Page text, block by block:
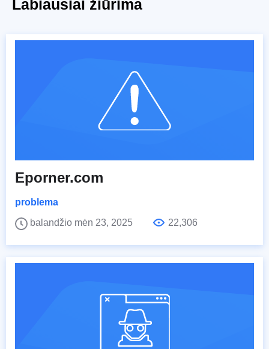
Labiausiai žiūrima
Eporner.com
problema
balandžio mėn 23, 2025
22,306